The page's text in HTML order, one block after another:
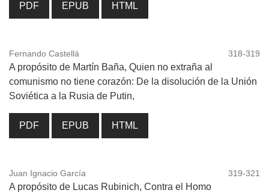
PDF EPUB HTML
Fernando Castellá 318-319
A propósito de Martín Baña, Quien no extraña al
comunismo no tiene corazón: De la disolución de la Unión
Soviética a la Rusia de Putin,
PDF EPUB HTML
Juan Ignacio García 319-321
A propósito de Lucas Rubinich, Contra el Homo